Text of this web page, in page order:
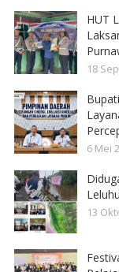
HUT
18
6 Mei
13